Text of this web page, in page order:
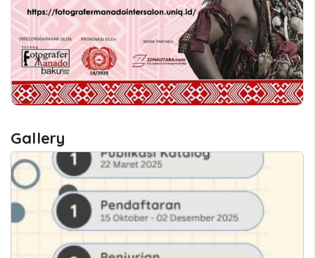
Gallery